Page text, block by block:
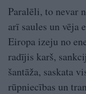
Paralēli, to nevar
arī saules un vēja
Eiropa izeju no
radījis karš,
šantāža, saskata
rūpniecības un